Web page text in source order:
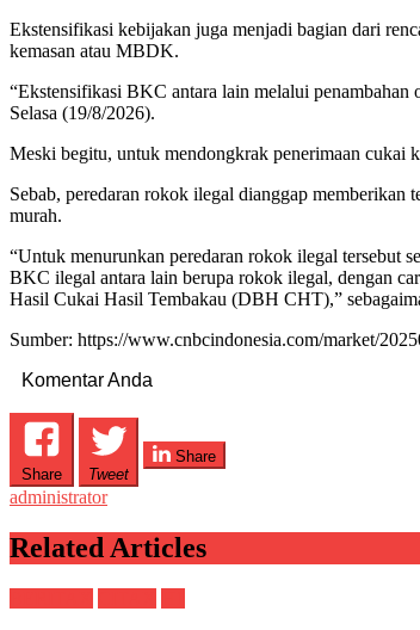
Ekstensifikasi kebijakan juga menjadi bagian dari
kemasan atau MBDK.
“Ekstensifikasi BKC antara lain melalui
Selasa (19/8/2026).
Meski begitu, untuk mendongkrak penerimaan cukai
Sebab, peredaran rokok ilegal dianggap memberikan
murah.
“Untuk menurunkan peredaran rokok ilegal tersebut
BKC ilegal antara lain berupa rokok ilegal, dengan
Hasil Cukai Hasil Tembakau (DBH CHT),”
Sumber: https://www.cnbcindonesia.com/market/
Komentar Anda
Share Tweet
Share
administrator
Related Articles